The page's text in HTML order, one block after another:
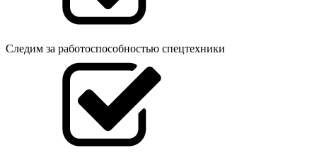
Следим за работоспособностью спецтехники